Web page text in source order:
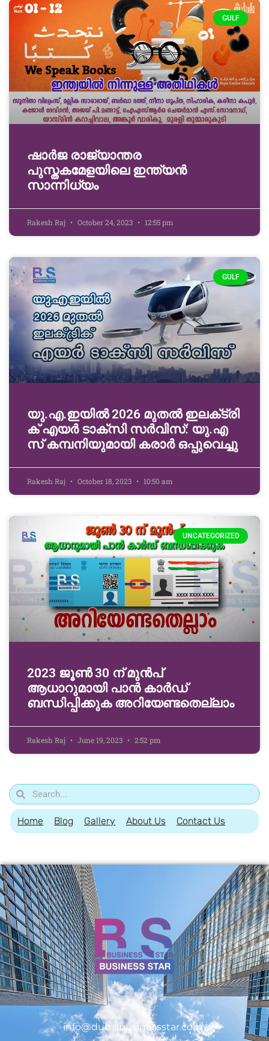
GULF
ഷാര്‍ജ രാജ്യാന്തര
പുസ്തകമേളയിലെ ഇന്ത്യൻ
സാന്നിധ്യം
Rakesh Raj October 24, 2023 12:55 pm
GULF
യു.​എ.​ഇ​യി​ൽ 2026 മു​ത​ൽ ഇ​ല​ക്​​ട്രി​
ക്​ എ​യ​ർ ടാ​ക്സി സ​ർ​വി​സ്​: യു.​എ​
സ്​ ക​മ്പ​നി​യു​മാ​യി കരാർ ഒപ്പുവെച്ചു
Rakesh Raj October 18, 2023 10:50 am
UNCATEGORIZED
2023 ജൂൺ 30 ന് മുൻപ്
ആധാറുമായി പാൻ കാർഡ്
ബന്ധിപ്പിക്കുക അറിയേണ്ടതെല്ലാം
Rakesh Raj June 19, 2023 2:52 pm
Home Blog Gallery About Us Contact Us
info@dubaibusinessstar.com